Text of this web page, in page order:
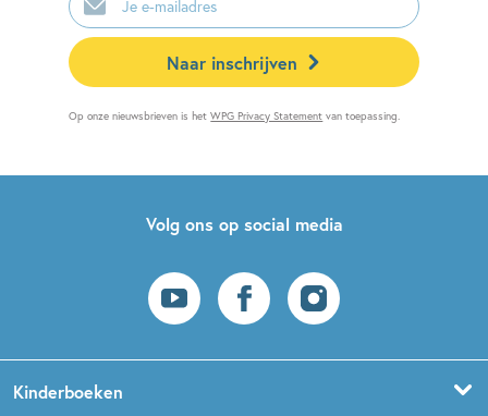
mailadres
Naar inschrijven
Op onze nieuwsbrieven is hetWPG Privacy Statement van toepassing.
Volg ons op social media
Kinderboeken